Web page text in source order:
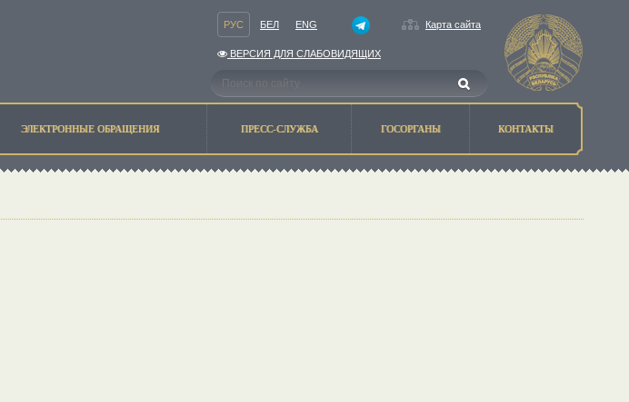
РУС БЕЛ ENG Карта сайта
ВЕРСИЯ ДЛЯ СЛАБОВИДЯЩИХ
ЭЛЕКТРОННЫЕ ОБРАЩЕНИЯ ПРЕСС-СЛУЖБА ГОСОРГАНЫ КОНТАКТЫ